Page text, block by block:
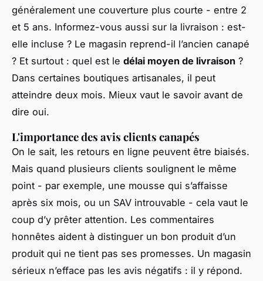
généralement une couverture plus courte - entre 2
et 5 ans. Informez-vous aussi sur la livraison : est-
elle incluse ? Le magasin reprend-il l’ancien canapé
? Et surtout : quel est le délai moyen de livraison ?
Dans certaines boutiques artisanales, il peut
atteindre deux mois. Mieux vaut le savoir avant de
dire oui.
L'importance des avis clients canapés
On le sait, les retours en ligne peuvent être biaisés.
Mais quand plusieurs clients soulignent le même
point - par exemple, une mousse qui s’affaisse
après six mois, ou un SAV introuvable - cela vaut le
coup d’y prêter attention. Les commentaires
honnêtes aident à distinguer un bon produit d’un
produit qui ne tient pas ses promesses. Un magasin
sérieux n’efface pas les avis négatifs : il y répond.